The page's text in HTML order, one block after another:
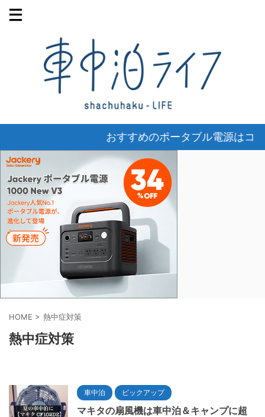
おすすめのポータブル電源はコチ
HOME > 熱中症対策
熱中症対策
車中泊 ピックアップ
マキタの扇風機は車中泊＆キャンプに超